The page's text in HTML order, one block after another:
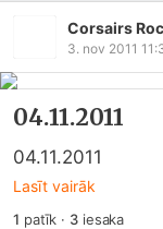
Corsairs
3. nov 2011
04.11.2011
04.11.2011
Lasīt vairāk
1 patīk · 3iesaka